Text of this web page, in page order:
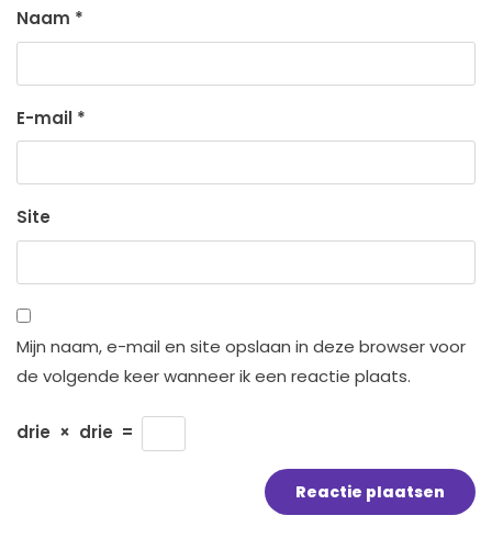
Naam *
E-mail *
Site
Mijn naam, e-mail en site opslaan in deze browser voor
de volgende keer wanneer ik een reactie plaats.
drie × drie =